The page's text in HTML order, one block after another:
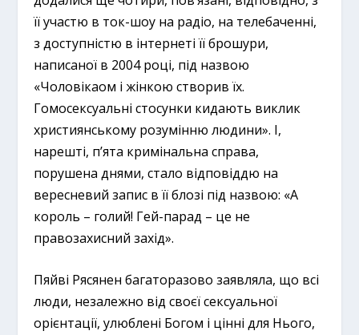
її участю в ток-шоу на радіо, на телебаченні,
з доступністю в інтернеті її брошури,
написаної в 2004 році, під назвою
«Чоловікаом і жінкою створив їх.
Гомосексуальні стосунки кидають виклик
християнському розумінню людини». І,
нарешті, п’ята кримінальна справа,
порушена днями, стало відповіддю на
вересневий запис в її блозі під назвою: «А
король – голий! Гей-парад – це не
правозахисний захід».
Пяйві Рясянен багаторазово заявляла, що всі
люди, незалежно від своєї сексуальної
орієнтації, улюблені Богом і цінні для Нього,